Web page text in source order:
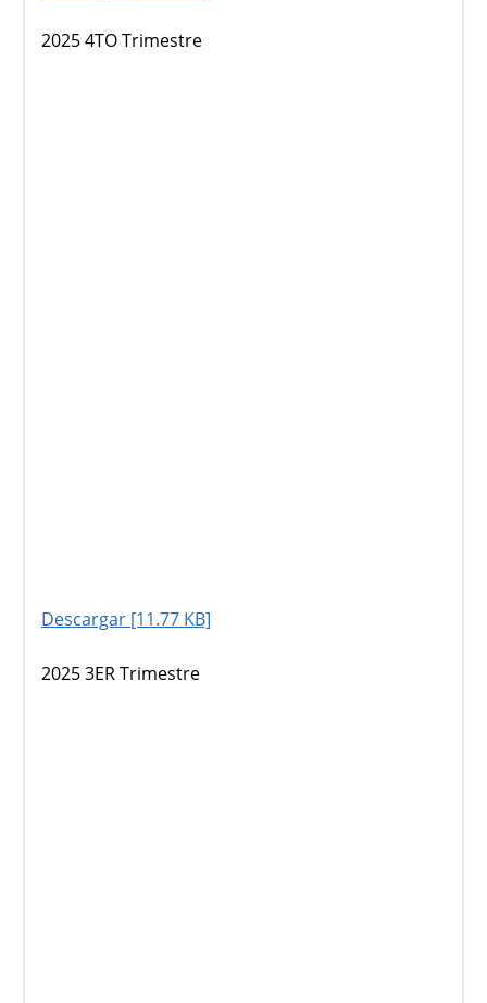
2025 4TO Trimestre
Descargar [11.77 KB]
2025 3ER Trimestre